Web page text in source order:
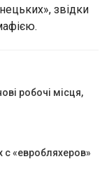
звідки
робочі місця,
с «евробляхеров»